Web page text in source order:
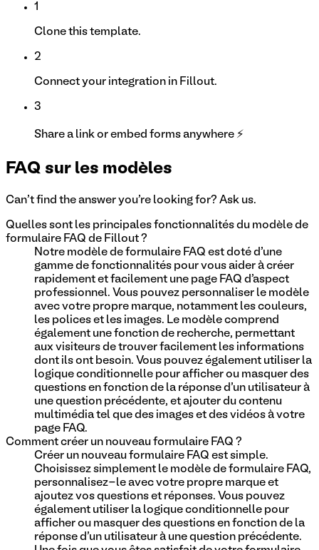
1
Clone this template.
2
Connect your integration in Fillout.
3
Share a link or embed forms anywhere ⚡
FAQ sur les modèles
Can't find the answer you're looking for? Ask us.
Quelles sont les principales fonctionnalités du modèle de
formulaire FAQ de Fillout ?
Notre modèle de formulaire FAQ est doté d'une
gamme de fonctionnalités pour vous aider à créer
rapidement et facilement une page FAQ d'aspect
professionnel. Vous pouvez personnaliser le modèle
avec votre propre marque, notamment les couleurs,
les polices et les images. Le modèle comprend
également une fonction de recherche, permettant
aux visiteurs de trouver facilement les informations
dont ils ont besoin. Vous pouvez également utiliser la
logique conditionnelle pour afficher ou masquer des
questions en fonction de la réponse d'un utilisateur à
une question précédente, et ajouter du contenu
multimédia tel que des images et des vidéos à votre
page FAQ.
Comment créer un nouveau formulaire FAQ ?
Créer un nouveau formulaire FAQ est simple.
Choisissez simplement le modèle de formulaire FAQ,
personnalisez-le avec votre propre marque et
ajoutez vos questions et réponses. Vous pouvez
également utiliser la logique conditionnelle pour
afficher ou masquer des questions en fonction de la
réponse d'un utilisateur à une question précédente.